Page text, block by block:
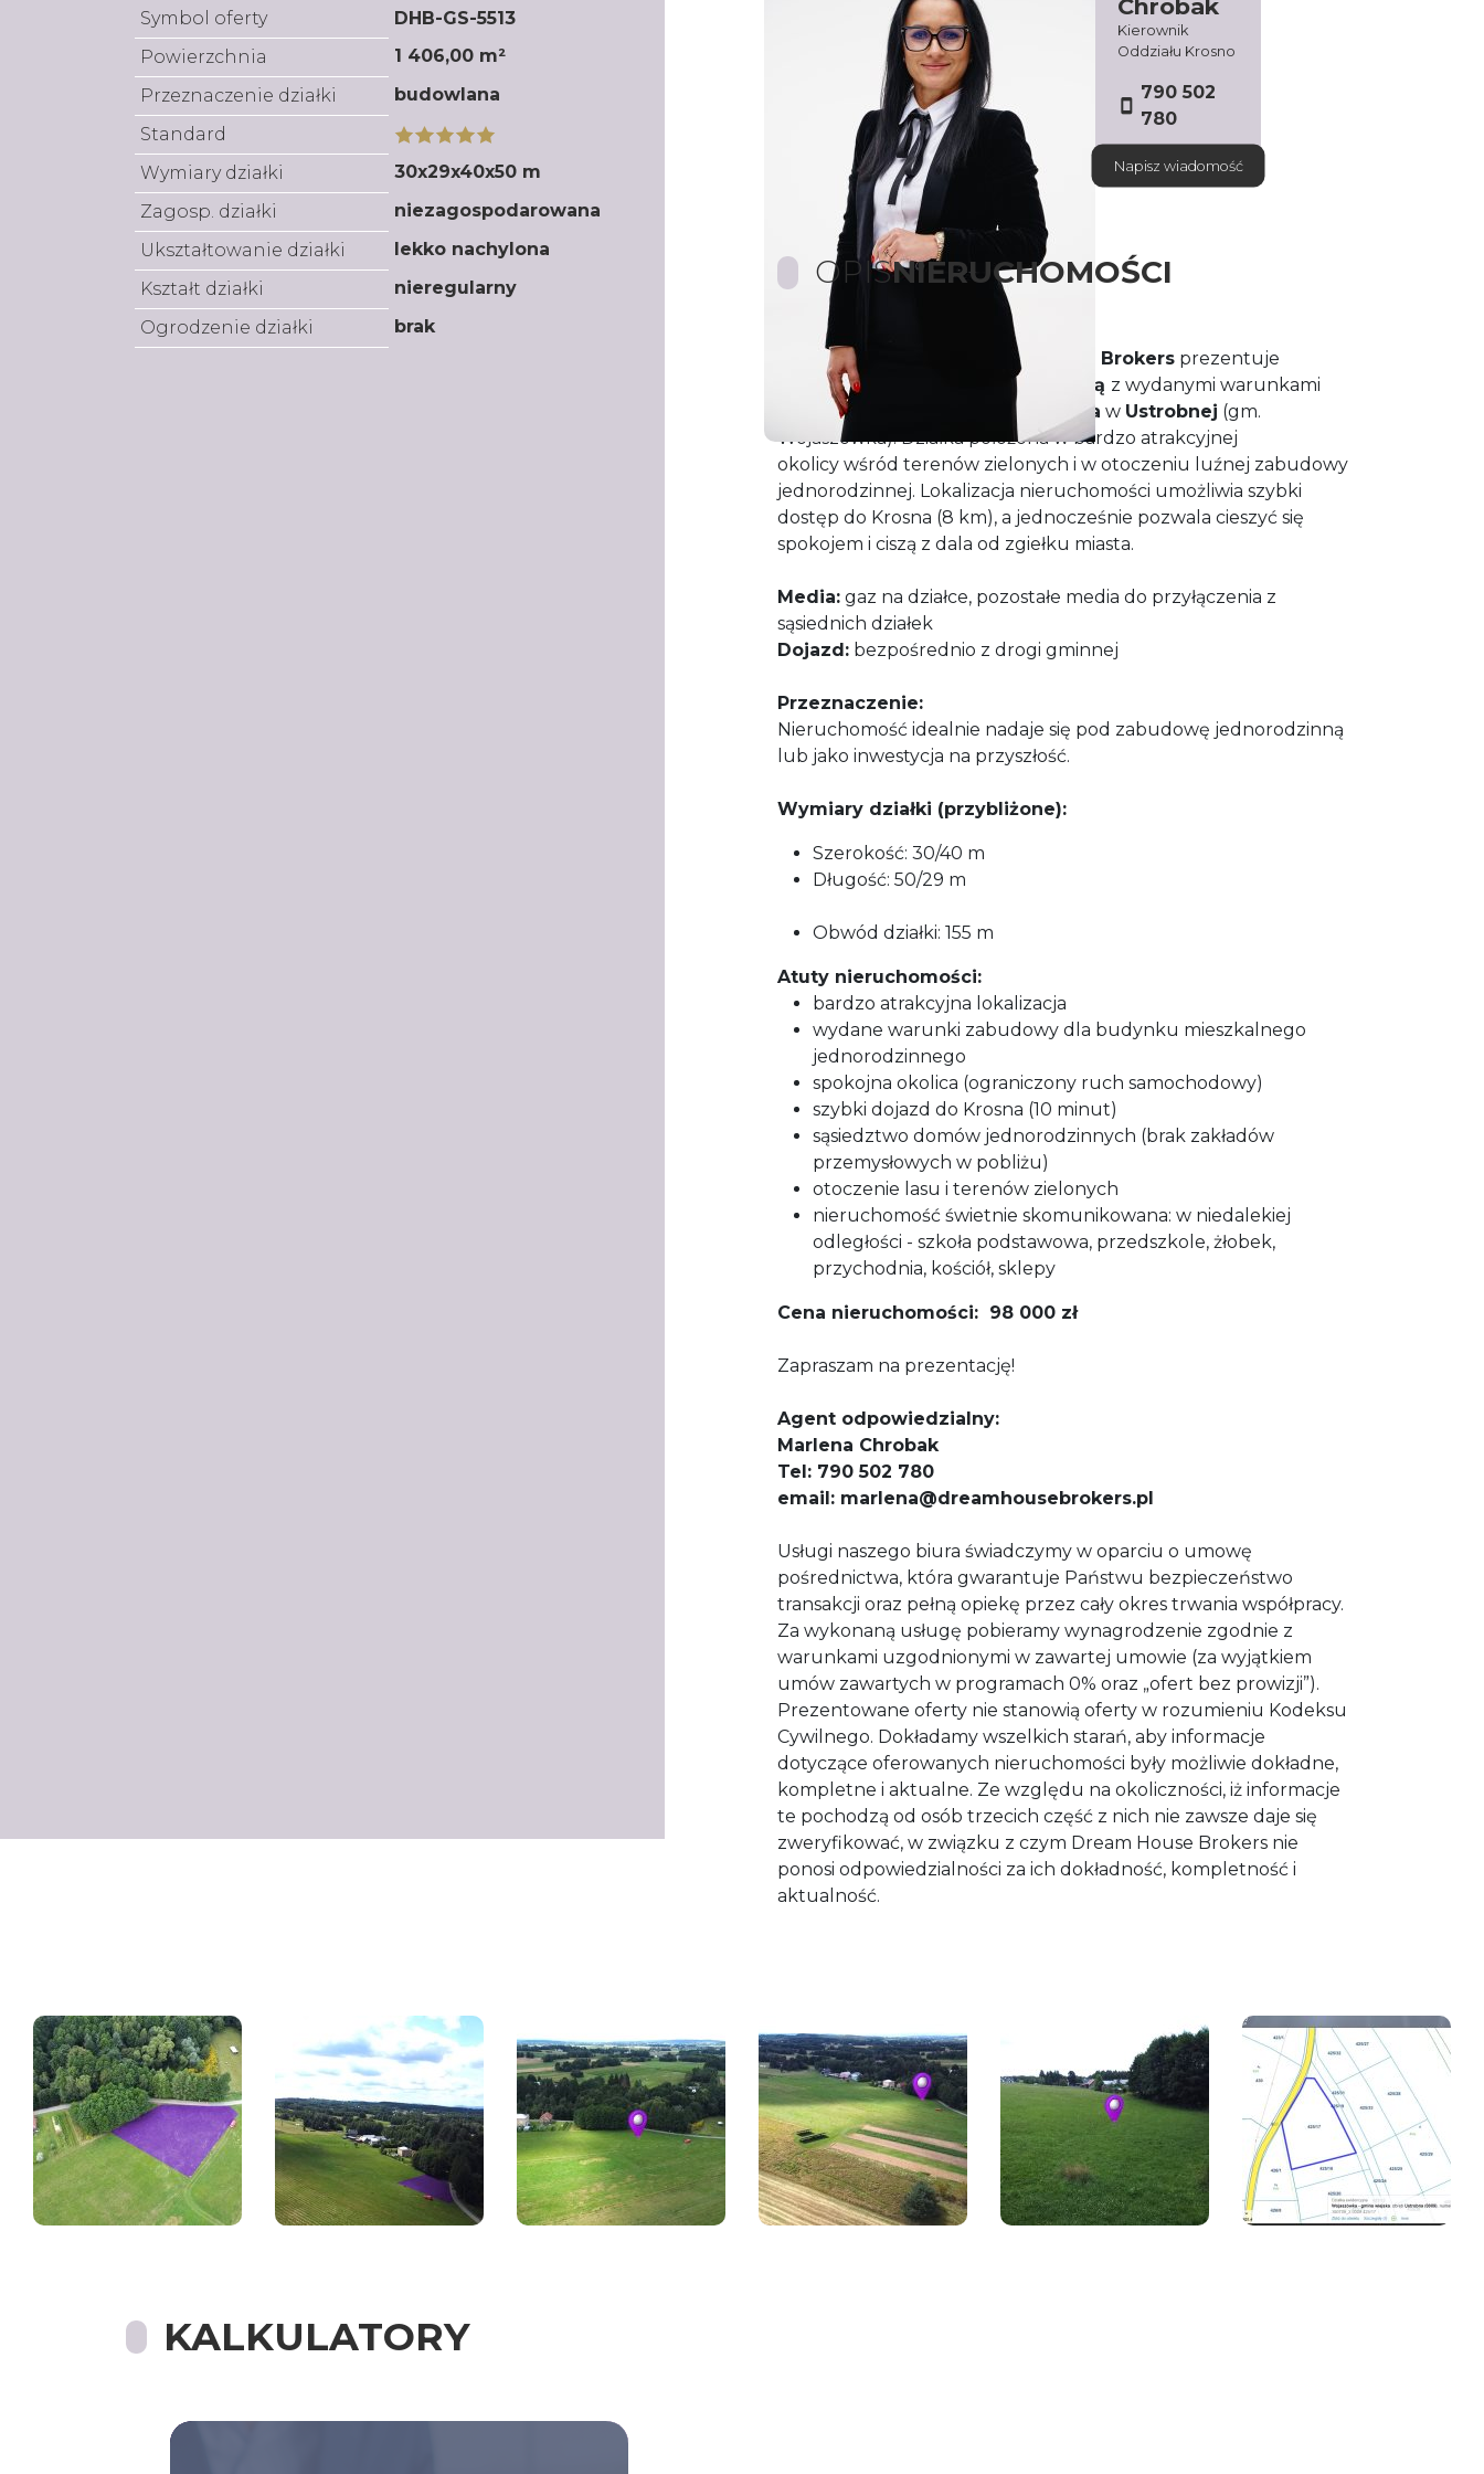
Symbol oferty
DHB-GS-5513
Powierzchnia
1 406,00 m²
Przeznaczenie działki
budowlana
Standard
Wymiary działki
30x29x40x50 m
Zagosp. działki
niezagospodarowana
Ukształtowanie działki
lekko nachylona
Kształt działki
nieregularny
Ogrodzenie działki
brak
Chrobak
Kierownik
Oddziału Krosno
790 502
780
Napisz wiadomość
OPISNIERUCHOMOŚCI
Biuro nieruchomości Dream House Brokers prezentuje
Państwu piękną
działkę budowlaną z wydanymi warunkami
zabudowy
o powierzchni 14,06 ara w Ustrobnej (gm.
Wojaszówka). Działka położona w bardzo atrakcyjnej
okolicy wśród terenów zielonych i w otoczeniu luźnej zabudowy
jednorodzinnej. Lokalizacja nieruchomości umożliwia szybki
dostęp do Krosna (8 km), a jednocześnie pozwala cieszyć się
spokojem i ciszą z dala od zgiełku miasta.
Media: gaz na działce, pozostałe media do przyłączenia z
sąsiednich działek
Dojazd: bezpośrednio z drogi gminnej
Przeznaczenie:
Nieruchomość idealnie nadaje się pod zabudowę jednorodzinną
lub jako inwestycja na przyszłość.
Wymiary działki (przybliżone):
Szerokość: 30/40 m
Długość: 50/29 m
Obwód działki: 155 m
Atuty nieruchomości:
bardzo atrakcyjna lokalizacja
wydane warunki zabudowy dla budynku mieszkalnego
jednorodzinnego
spokojna okolica (ograniczony ruch samochodowy)
szybki dojazd do Krosna (10 minut)
sąsiedztwo domów jednorodzinnych (brak zakładów
przemysłowych w pobliżu)
otoczenie lasu i terenów zielonych
nieruchomość świetnie skomunikowana: w niedalekiej
odległości - szkoła podstawowa, przedszkole, żłobek,
przychodnia, kościół, sklepy
Cena nieruchomości: 98 000 zł
Zapraszam na prezentację!
Agent odpowiedzialny:
Marlena Chrobak
Tel: 790 502 780
email: marlena@dreamhousebrokers.pl
Usługi naszego biura świadczymy w oparciu o umowę
pośrednictwa, która gwarantuje Państwu bezpieczeństwo
transakcji oraz pełną opiekę przez cały okres trwania współpracy.
Za wykonaną usługę pobieramy wynagrodzenie zgodnie z
warunkami uzgodnionymi w zawartej umowie (za wyjątkiem
umów zawartych w programach 0% oraz „ofert bez prowizji”).
Prezentowane oferty nie stanowią oferty w rozumieniu Kodeksu
Cywilnego. Dokładamy wszelkich starań, aby informacje
dotyczące oferowanych nieruchomości były możliwie dokładne,
kompletne i aktualne. Ze względu na okoliczności, iż informacje
te pochodzą od osób trzecich część z nich nie zawsze daje się
zweryfikować, w związku z czym Dream House Brokers nie
ponosi odpowiedzialności za ich dokładność, kompletność i
aktualność.
KALKULATORY